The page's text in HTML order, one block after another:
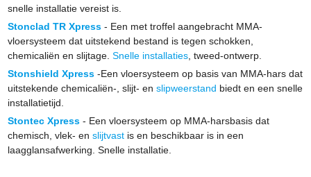
snelle installatie vereist is.
Stonclad TR Xpress - Een met troffel aangebracht MMA-
vloersysteem dat uitstekend bestand is tegen schokken,
chemicaliën en slijtage.Snelle installaties , tweed-ontwerp.
Stonshield Xpress -Een vloersysteem op basis van MMA-hars dat
uitstekende chemicaliën-, slijt- enslipweerstand biedt en een snelle
installatietijd.
Stontec Xpress - Een vloersysteem op MMA-harsbasis dat
chemisch, vlek- enslijtvast is en beschikbaar is in een
laagglansafwerking. Snelle installatie.